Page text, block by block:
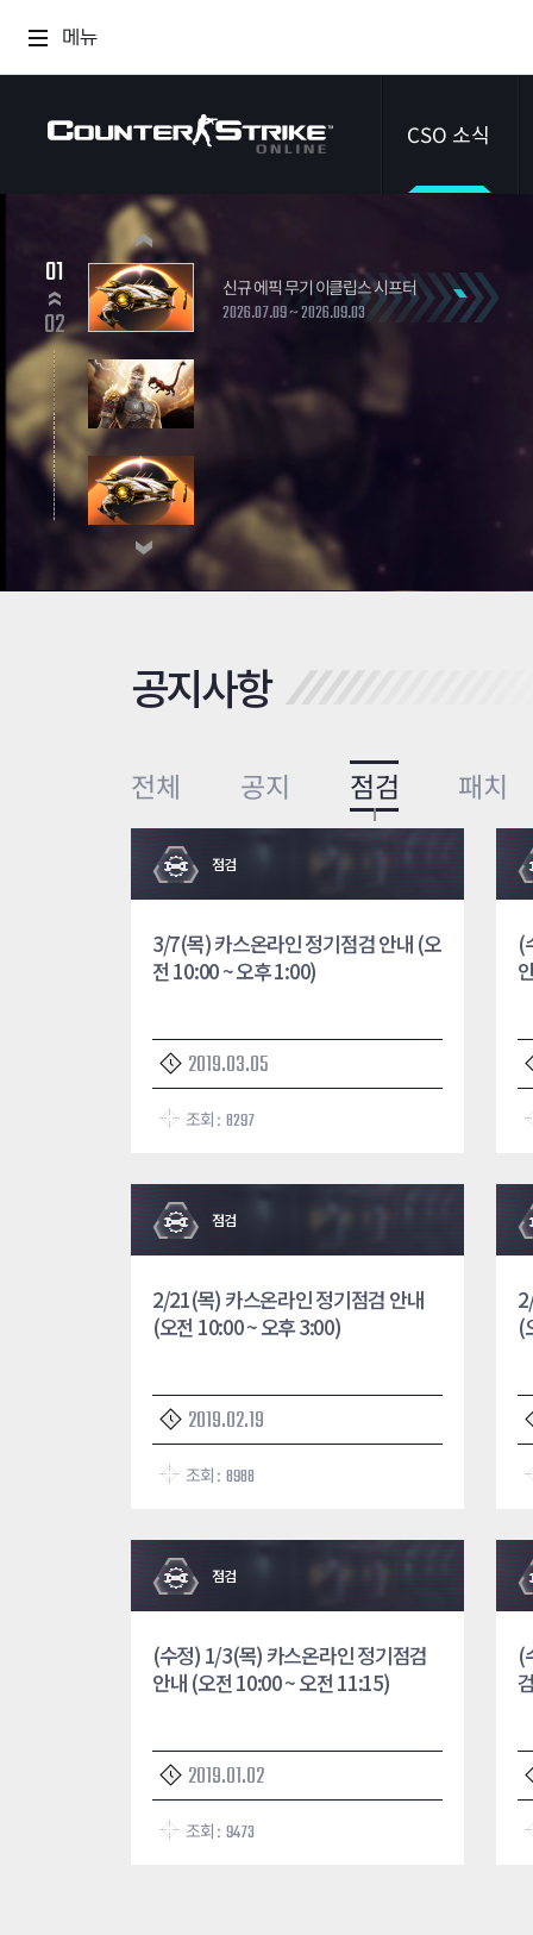
메뉴
CSO 소식
이벤트
신규 에픽 무기 이클립스 시프터
2026.07.09 ~ 2026.09.03
01
02
공지사항
전체 공지 점검 패치
점검
3/7(목) 카스온라인 정기점검 안내 (오
전 10:00 ~ 오후 1:00)
2019.03.05
조회 : 8297
(
점검
2/21(목) 카스온라인 정기점검 안내
(오전 10:00 ~ 오후 3:00)
2019.02.19
조회 : 8988
(
점검
(수정) 1/3(목) 카스온라인 정기점검
안내 (오전 10:00 ~ 오전 11:15)
2019.01.02
조회 : 9473
(